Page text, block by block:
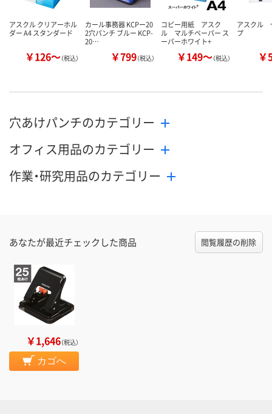
アスクル クリアーホル
ダー A4 スタンダード
￥126～（税込）
カール事務器 KCPー20
2穴パンチ ブルー KCP-
20…
￥799（税込）
コピー用紙 アスク
ル マルチペーパー ス
ーパーホワイト+
￥149～（税込）
アスクル
プ
￥
穴あけパンチのカテゴリー
オフィス用品のカテゴリー
作業・研究用品のカテゴリー
あなたが最近チェックした商品 閲覧履歴の削除
￥1,646（税込）
カゴへ